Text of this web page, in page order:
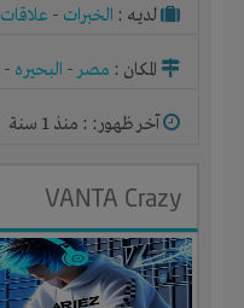
لديـه : الخبرات - علاقات
المكان : مصر- البحيره -
آخر ظهور: : منذ 1 سنة
VANTA Crazy